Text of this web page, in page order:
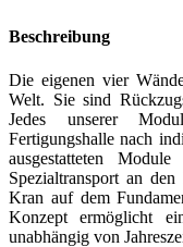
Beschreibung
Die eigenen vier
Welt. Sie sind
Jedes unserer
Fertigungshalle nach
ausgestatteten
Spezialtransport an
Kran auf dem
Konzept ermöglicht
unabhängig von